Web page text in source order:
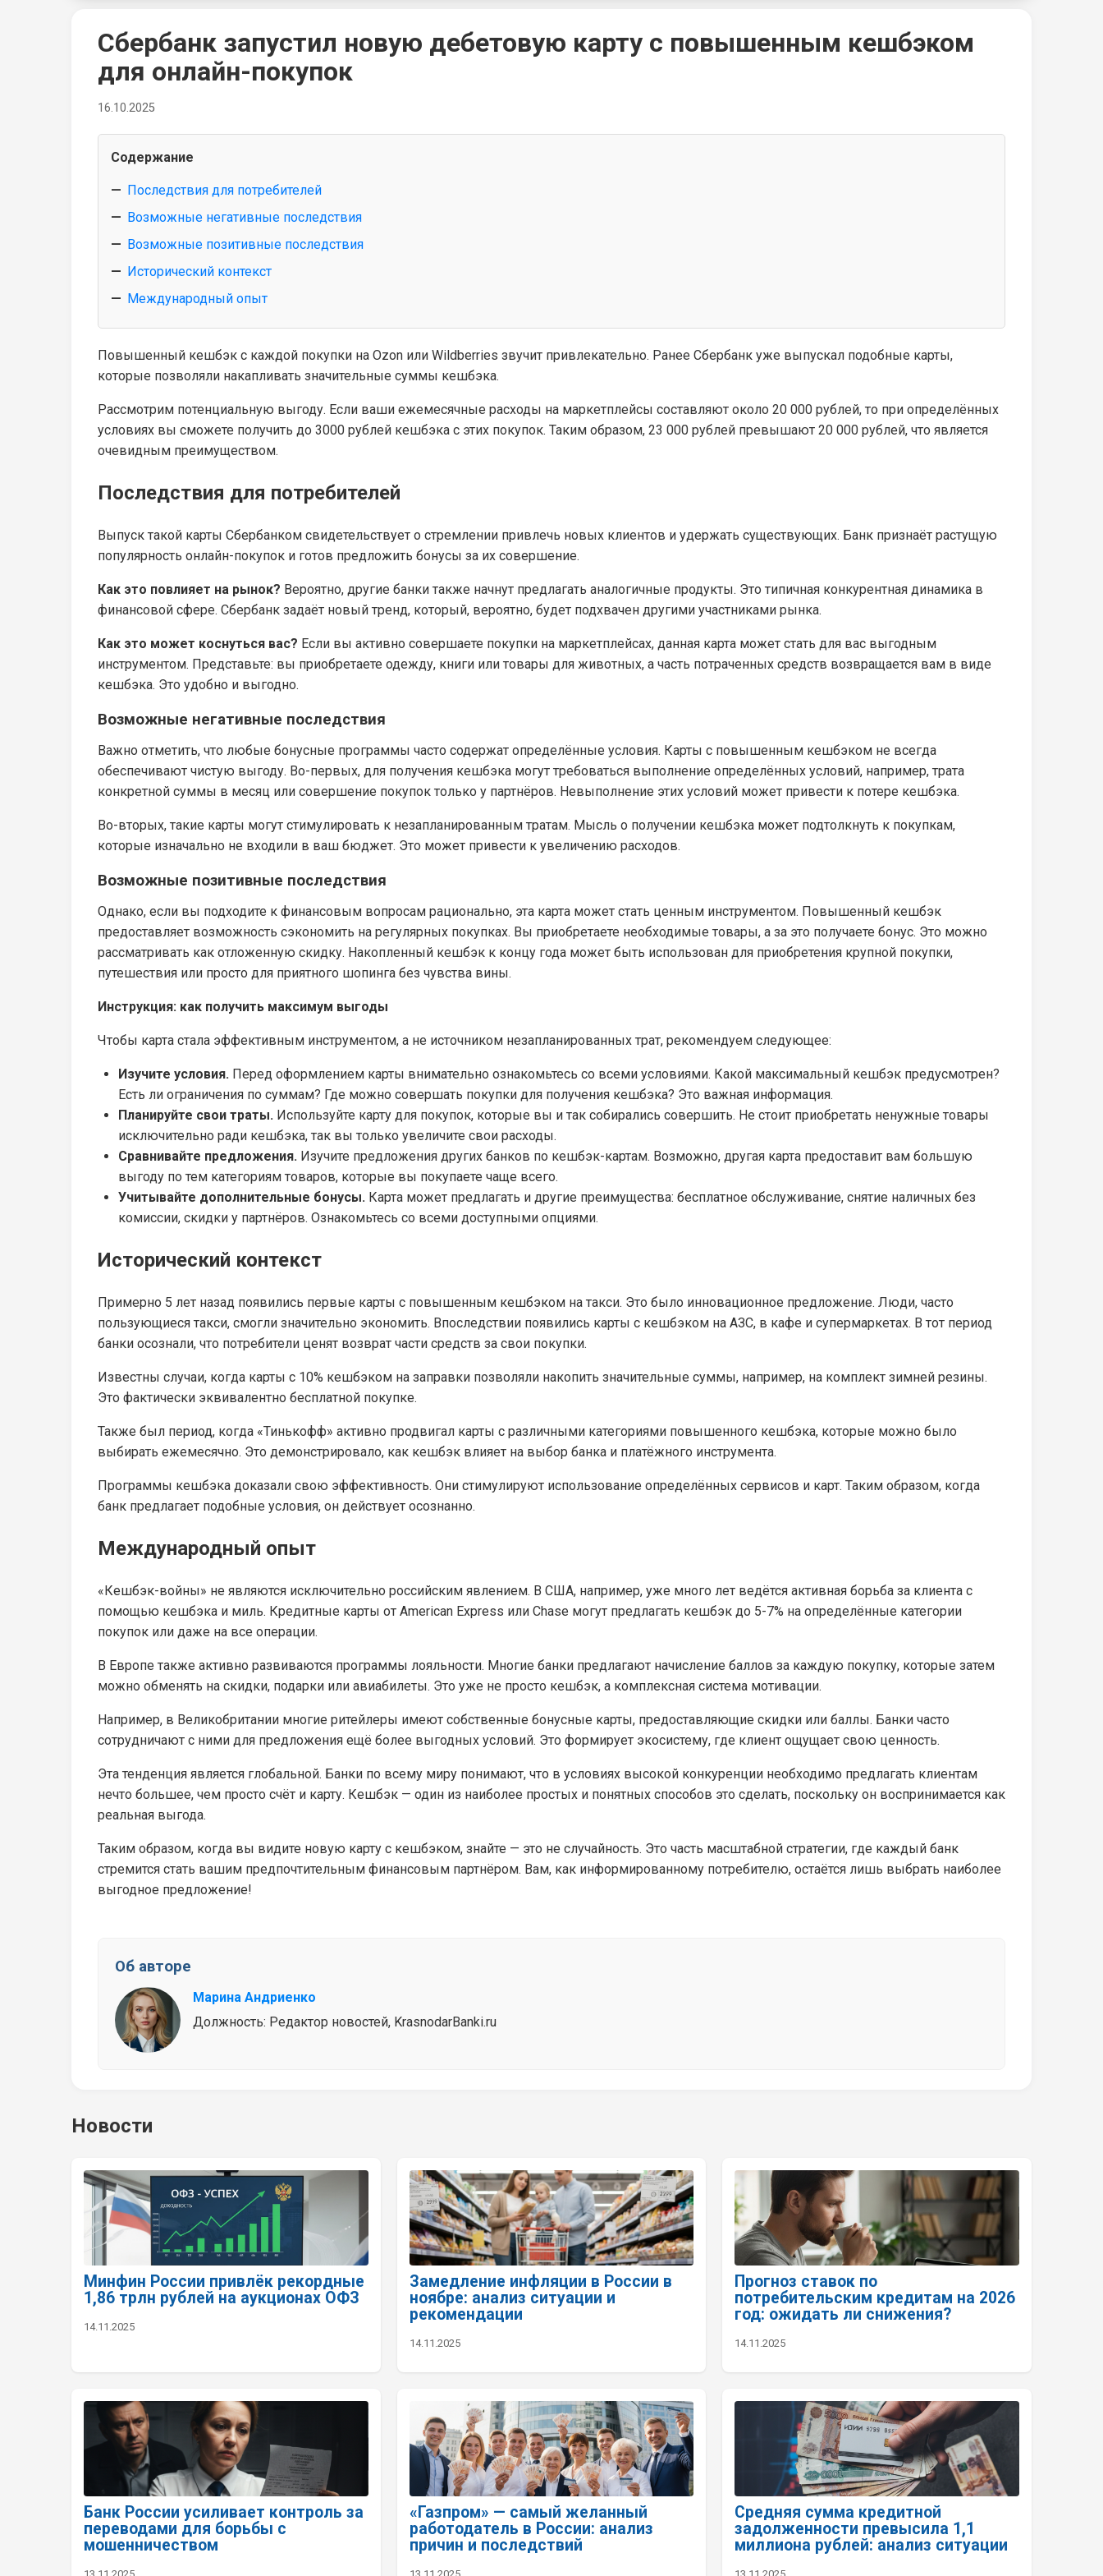
Сбербанк запустил новую дебетовую карту с повышенным кешбэком
для онлайн-покупок
16.10.2025
Содержание
Последствия для потребителей
Возможные негативные последствия
Возможные позитивные последствия
Исторический контекст
Международный опыт
Повышенный кешбэк с каждой покупки на Ozon или Wildberries звучит привлекательно. Ранее Сбербанк уже выпускал подобные карты,
которые позволяли накапливать значительные суммы кешбэка.
Рассмотрим потенциальную выгоду. Если ваши ежемесячные расходы на маркетплейсы составляют около 20 000 рублей, то при определённых
условиях вы сможете получить до 3000 рублей кешбэка с этих покупок. Таким образом, 23 000 рублей превышают 20 000 рублей, что является
очевидным преимуществом.
Последствия для потребителей
Выпуск такой карты Сбербанком свидетельствует о стремлении привлечь новых клиентов и удержать существующих. Банк признаёт растущую
популярность онлайн-покупок и готов предложить бонусы за их совершение.
Как это повлияет на рынок? Вероятно, другие банки также начнут предлагать аналогичные продукты. Это типичная конкурентная динамика в
финансовой сфере. Сбербанк задаёт новый тренд, который, вероятно, будет подхвачен другими участниками рынка.
Как это может коснуться вас? Если вы активно совершаете покупки на маркетплейсах, данная карта может стать для вас выгодным
инструментом. Представьте: вы приобретаете одежду, книги или товары для животных, а часть потраченных средств возвращается вам в виде
кешбэка. Это удобно и выгодно.
Возможные негативные последствия
Важно отметить, что любые бонусные программы часто содержат определённые условия. Карты с повышенным кешбэком не всегда
обеспечивают чистую выгоду. Во-первых, для получения кешбэка могут требоваться выполнение определённых условий, например, трата
конкретной суммы в месяц или совершение покупок только у партнёров. Невыполнение этих условий может привести к потере кешбэка.
Во-вторых, такие карты могут стимулировать к незапланированным тратам. Мысль о получении кешбэка может подтолкнуть к покупкам,
которые изначально не входили в ваш бюджет. Это может привести к увеличению расходов.
Возможные позитивные последствия
Однако, если вы подходите к финансовым вопросам рационально, эта карта может стать ценным инструментом. Повышенный кешбэк
предоставляет возможность сэкономить на регулярных покупках. Вы приобретаете необходимые товары, а за это получаете бонус. Это можно
рассматривать как отложенную скидку. Накопленный кешбэк к концу года может быть использован для приобретения крупной покупки,
путешествия или просто для приятного шопинга без чувства вины.
Инструкция: как получить максимум выгоды
Чтобы карта стала эффективным инструментом, а не источником незапланированных трат, рекомендуем следующее:
Изучите условия. Перед оформлением карты внимательно ознакомьтесь со всеми условиями. Какой максимальный кешбэк предусмотрен?
Есть ли ограничения по суммам? Где можно совершать покупки для получения кешбэка? Это важная информация.
Планируйте свои траты. Используйте карту для покупок, которые вы и так собирались совершить. Не стоит приобретать ненужные товары
исключительно ради кешбэка, так вы только увеличите свои расходы.
Сравнивайте предложения. Изучите предложения других банков по кешбэк-картам. Возможно, другая карта предоставит вам большую
выгоду по тем категориям товаров, которые вы покупаете чаще всего.
Учитывайте дополнительные бонусы. Карта может предлагать и другие преимущества: бесплатное обслуживание, снятие наличных без
комиссии, скидки у партнёров. Ознакомьтесь со всеми доступными опциями.
Исторический контекст
Примерно 5 лет назад появились первые карты с повышенным кешбэком на такси. Это было инновационное предложение. Люди, часто
пользующиеся такси, смогли значительно экономить. Впоследствии появились карты с кешбэком на АЗС, в кафе и супермаркетах. В тот период
банки осознали, что потребители ценят возврат части средств за свои покупки.
Известны случаи, когда карты с 10% кешбэком на заправки позволяли накопить значительные суммы, например, на комплект зимней резины.
Это фактически эквивалентно бесплатной покупке.
Также был период, когда «Тинькофф» активно продвигал карты с различными категориями повышенного кешбэка, которые можно было
выбирать ежемесячно. Это демонстрировало, как кешбэк влияет на выбор банка и платёжного инструмента.
Программы кешбэка доказали свою эффективность. Они стимулируют использование определённых сервисов и карт. Таким образом, когда
банк предлагает подобные условия, он действует осознанно.
Международный опыт
«Кешбэк-войны» не являются исключительно российским явлением. В США, например, уже много лет ведётся активная борьба за клиента с
помощью кешбэка и миль. Кредитные карты от American Express или Chase могут предлагать кешбэк до 5-7% на определённые категории
покупок или даже на все операции.
В Европе также активно развиваются программы лояльности. Многие банки предлагают начисление баллов за каждую покупку, которые затем
можно обменять на скидки, подарки или авиабилеты. Это уже не просто кешбэк, а комплексная система мотивации.
Например, в Великобритании многие ритейлеры имеют собственные бонусные карты, предоставляющие скидки или баллы. Банки часто
сотрудничают с ними для предложения ещё более выгодных условий. Это формирует экосистему, где клиент ощущает свою ценность.
Эта тенденция является глобальной. Банки по всему миру понимают, что в условиях высокой конкуренции необходимо предлагать клиентам
нечто большее, чем просто счёт и карту. Кешбэк — один из наиболее простых и понятных способов это сделать, поскольку он воспринимается как
реальная выгода.
Таким образом, когда вы видите новую карту с кешбэком, знайте — это не случайность. Это часть масштабной стратегии, где каждый банк
стремится стать вашим предпочтительным финансовым партнёром. Вам, как информированному потребителю, остаётся лишь выбрать наиболее
выгодное предложение!
Об авторе
Марина Андриенко
Должность: Редактор новостей, KrasnodarBanki.ru
Новости
Минфин России привлёк рекордные
1,86 трлн рублей на аукционах ОФЗ
14.11.2025
Замедление инфляции в России в
ноябре: анализ ситуации и
рекомендации
14.11.2025
Прогноз ставок по
потребительским кредитам на 2026
год: ожидать ли снижения?
14.11.2025
Банк России усиливает контроль за
переводами для борьбы с
мошенничеством
«Газпром» — самый желанный
работодатель в России: анализ
причин и последствий
Средняя сумма кредитной
задолженности превысила 1,1
миллиона рублей: анализ ситуации